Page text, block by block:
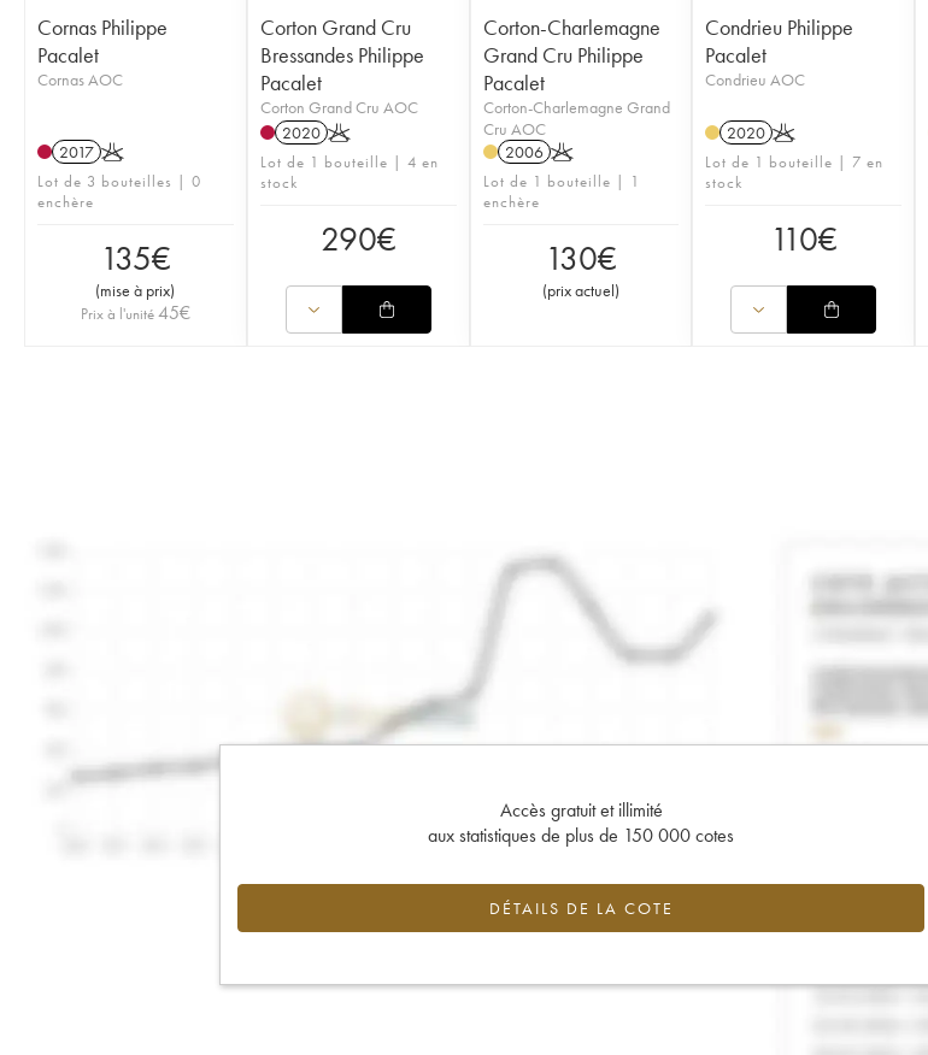
Cornas Philippe
Pacalet
Cornas AOC
2017 K
Lot de 3 bouteilles | 0
enchère
135€
(mise à prix)
Prix à l'unité45€
Corton Grand Cru
Bressandes Philippe
Pacalet
Corton Grand Cru AOC
2020 K
Lot de 1 bouteille | 4 en
stock
290€
Corton-Charlemagne
Grand Cru Philippe
Pacalet
Corton-Charlemagne Grand
Cru AOC
2006 K
Lot de 1 bouteille | 1
enchère
130€
(prix actuel)
Condrieu Philippe
Pacalet
Condrieu AOC
2020 K
Lot de 1 bouteille | 7 en
stock
110€
Accès gratuit et illimité
aux statistiques de plus de 150 000 cotes
DÉTAILS DE LA COTE